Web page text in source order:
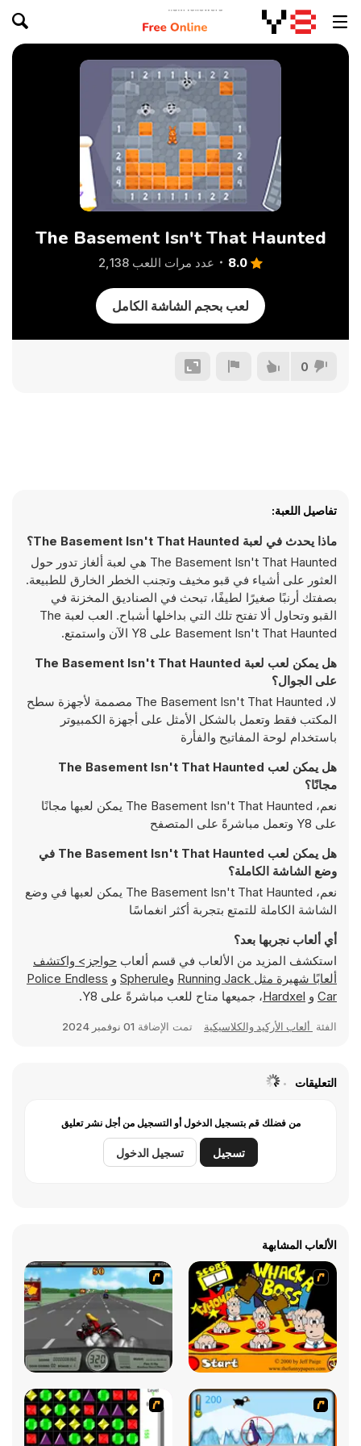
The Basement Isn't That Haunted
8.0 عدد مرات اللعب 2,138
لعب بحجم الشاشة الكامل
0
تفاصيل اللعبة:
ماذا يحدث في لعبة The Basement Isn't That Haunted؟
The Basement Isn't That Haunted هي لعبة ألغاز تدور حول
العثور على أشياء في قبو مخيف وتجنب الخطر الخارق للطبيعة.
بصفتك أرنبًا صغيرًا لطيفًا، تبحث في الصناديق المخزنة في
القبو وتحاول ألا تفتح تلك التي بداخلها أشباح. العب لعبة The
Basement Isn't That Haunted على Y8 الآن واستمتع.
هل يمكن لعب لعبة The Basement Isn't That Haunted
على الجوال؟
لا، The Basement Isn't That Haunted مصممة لأجهزة سطح
المكتب فقط وتعمل بالشكل الأمثل على أجهزة الكمبيوتر
باستخدام لوحة المفاتيح والفأرة
هل يمكن لعب The Basement Isn't That Haunted
مجانًا؟
نعم، The Basement Isn't That Haunted يمكن لعبها مجانًا
على Y8 وتعمل مباشرةً على المتصفح
هل يمكن لعب The Basement Isn't That Haunted في
وضع الشاشة الكاملة؟
نعم، The Basement Isn't That Haunted يمكن لعبها في وضع
الشاشة الكاملة للتمتع بتجربة أكثر انغماسًا
أي ألعاب نجربها بعد؟
استكشف المزيد من الألعاب في قسم ألعاب
حواجز> واكتشف
ألعابًا شهيرة مثل Running Jack وSpherule و Police Endless
Car و Hardxel، جميعها متاح للعب مباشرةً على Y8.
الفئة ألعاب الأركيد والكلاسيكية تمت الإضافة 01 نوفمبر 2024
التعليقات
من فضلك قم بتسجيل الدخول أو التسجيل من أجل نشر تعليق
تسجيل تسجيل الدخول
الألعاب المشابهة